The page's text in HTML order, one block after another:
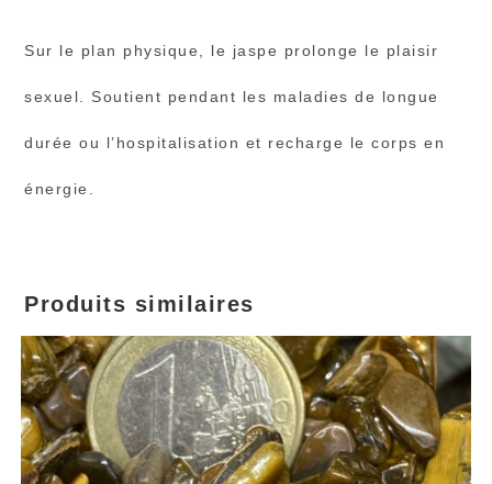
Sur le plan physique, le jaspe prolonge le plaisir
sexuel. Soutient pendant les maladies de longue
durée ou l’hospitalisation et recharge le corps en
énergie.
Produits similaires